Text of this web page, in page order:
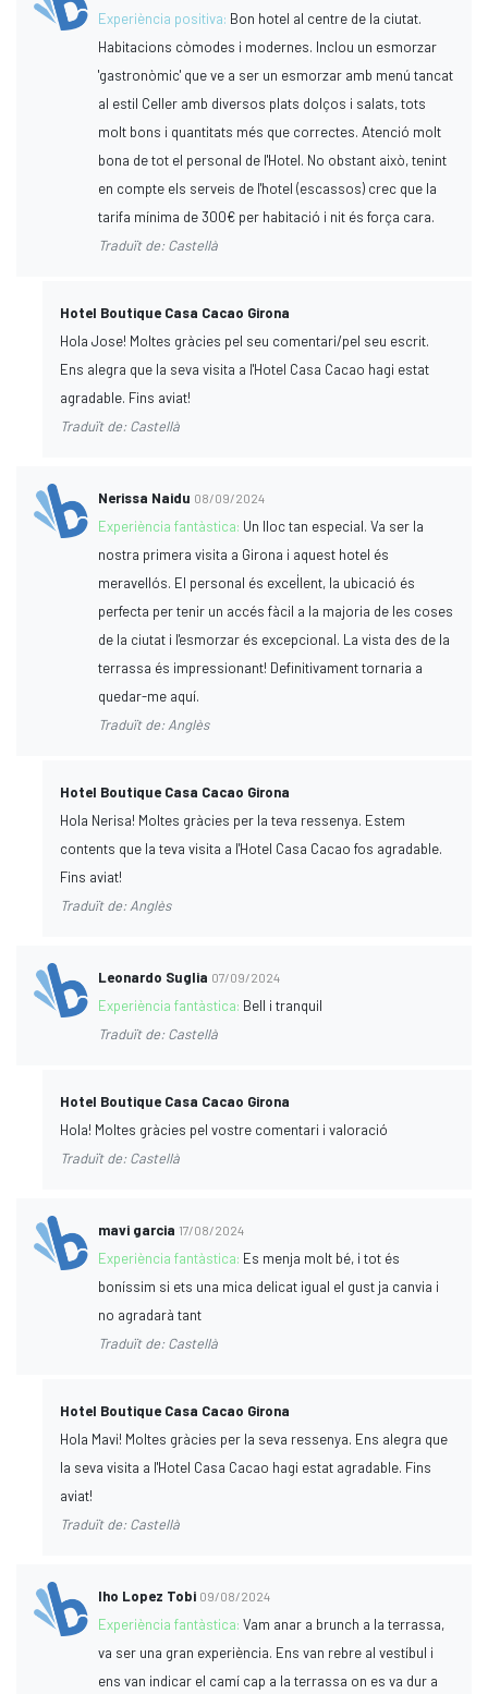
Experiència positiva: Bon hotel al centre de la ciutat.
Habitacions còmodes i modernes. Inclou un esmorzar
'gastronòmic' que ve a ser un esmorzar amb menú tancat
al estil Celler amb diversos plats dolços i salats, tots
molt bons i quantitats més que correctes. Atenció molt
bona de tot el personal de l'Hotel. No obstant això, tenint
en compte els serveis de l'hotel (escassos) crec que la
tarifa mínima de 300€ per habitació i nit és força cara.
Traduït de: Castellà
Hotel Boutique Casa Cacao Girona
Hola Jose! Moltes gràcies pel seu comentari/pel seu escrit.
Ens alegra que la seva visita a l'Hotel Casa Cacao hagi estat
agradable. Fins aviat!
Traduït de: Castellà
Nerissa Naidu 08/09/2024
Experiència fantàstica: Un lloc tan especial. Va ser la
nostra primera visita a Girona i aquest hotel és
meravellós. El personal és excel·lent, la ubicació és
perfecta per tenir un accés fàcil a la majoria de les coses
de la ciutat i l'esmorzar és excepcional. La vista des de la
terrassa és impressionant! Definitivament tornaria a
quedar-me aquí.
Traduït de: Anglès
Hotel Boutique Casa Cacao Girona
Hola Nerisa! Moltes gràcies per la teva ressenya. Estem
contents que la teva visita a l'Hotel Casa Cacao fos agradable.
Fins aviat!
Traduït de: Anglès
Leonardo Suglia 07/09/2024
Experiència fantàstica: Bell i tranquil
Traduït de: Castellà
Hotel Boutique Casa Cacao Girona
Hola! Moltes gràcies pel vostre comentari i valoració
Traduït de: Castellà
mavi garcia 17/08/2024
Experiència fantàstica: Es menja molt bé, i tot és
boníssim si ets una mica delicat igual el gust ja canvia i
no agradarà tant
Traduït de: Castellà
Hotel Boutique Casa Cacao Girona
Hola Mavi! Moltes gràcies per la seva ressenya. Ens alegra que
la seva visita a l'Hotel Casa Cacao hagi estat agradable. Fins
aviat!
Traduït de: Castellà
Iho Lopez Tobi 09/08/2024
Experiència fantàstica:Vam anar a brunch a la terrassa,
va ser una gran experiència. Ens van rebre al vestíbul i
ens van indicar el camí cap a la terrassa on es va dur a